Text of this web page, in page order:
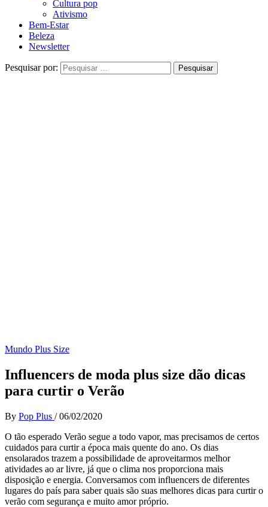
Cultura pop
Ativismo
Bem-Estar
Beleza
Newsletter
Pesquisar por:
Mundo Plus Size
Influencers de moda plus size dão dicas
para curtir o Verão
By Pop Plus / 06/02/2020
O tão esperado Verão segue a todo vapor, mas precisamos de certos
cuidados para curtir a época mais quente do ano. Os dias
ensolarados trazem a possibilidade de aproveitarmos melhor
atividades ao ar livre, já que o clima nos proporciona mais
disposição e energia. Conversamos com influencers de diferentes
lugares do país para saber quais são suas melhores dicas para curtir o
verão com segurança e muito amor próprio.